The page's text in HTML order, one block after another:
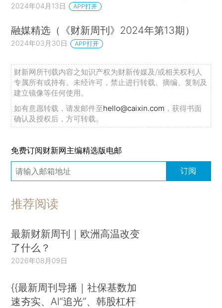
2024年04月13日 APP打开
融媒精选（《财新周刊》2024年第13期）
2024年03月30日 APP打开
财新网所刊载内容之知识产权为财新传媒及/或相关权利人
专属所有或持有。未经许可，禁止进行转载、摘编、复制及
建立镜像等任何使用。
如有意愿转载，请发邮件至hello@caixin.com ，获得书面
确认及授权后，方可转载。
免费订阅财新网主编精选版电邮
订阅
推荐阅读
最新财新周刊｜欧洲高温改变
了什么？
2026年08月09日
{{最新周刊导播｜社保基数加
速夯实、AI“追光”、韩股杠杆